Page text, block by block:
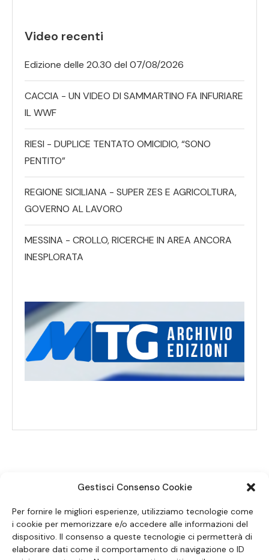
Gestisci Consenso Cookie
Per fornire le migliori esperienze, utilizziamo tecnologie come
i cookie per memorizzare e/o accedere alle informazioni del
dispositivo. Il consenso a queste tecnologie ci permetterà di
elaborare dati come il comportamento di navigazione o ID
Video recenti
Edizione delle 20.30 del 07/08/2026
CACCIA - UN VIDEO DI SAMMARTINO FA INFURIARE
IL WWF
RIESI - DUPLICE TENTATO OMICIDIO, “SONO
PENTITO”
REGIONE SICILIANA - SUPER ZES E AGRICOLTURA,
GOVERNO AL LAVORO
MESSINA - CROLLO, RICERCHE IN AREA ANCORA
INESPLORATA
SEGUICI SUI SOCIAL